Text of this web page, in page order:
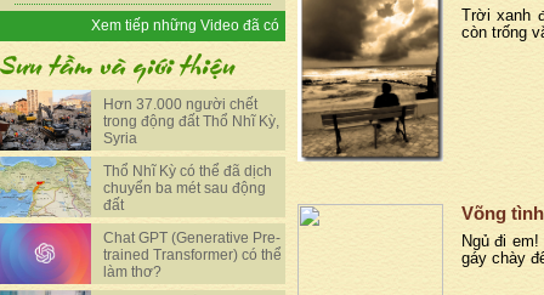
Xem tiếp những Video đã có
Hơn 37.000 người chết
trong động đất Thổ Nhĩ Kỳ,
Syria
Thổ Nhĩ Kỳ có thể đã dịch
chuyển ba mét sau động
đất
Chat GPT (Generative Pre-
trained Transformer) có thể
làm thơ?
Trời xanh
còn trống
Võng tình
Ngủ đi
gáy chày